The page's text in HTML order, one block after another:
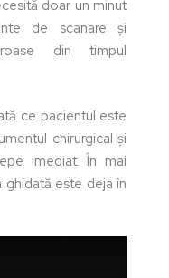
doar un minut
de scanare și
din timpul
ce pacientul este
chirurgical și
imediat. În mai
ghidată este deja în